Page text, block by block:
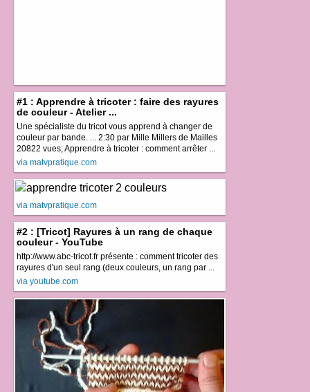
#1 : Apprendre à tricoter : faire des rayures
de couleur - Atelier ...
Une spécialiste du tricot vous apprend à changer de
couleur par bande. ... 2:30 par Mille Millers de Mailles
20822 vues; Apprendre à tricoter : comment arrêter ...
via matvpratique.com
via matvpratique.com
#2 : [Tricot] Rayures à un rang de chaque
couleur - YouTube
http://www.abc-tricot.fr présente : comment tricoter des
rayures d'un seul rang (deux couleurs, un rang par ...
via youtube.com